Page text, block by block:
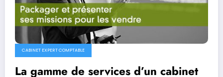
CABINET EXPERT COMPTABLE
La gamme de services d’un cabinet